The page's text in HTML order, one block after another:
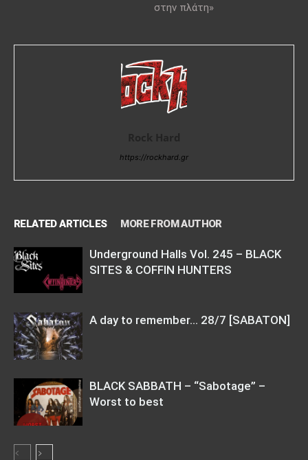
στην πλάτη»
https://rockhard.gr
RELATED ARTICLES MORE FROM AUTHOR
Underground Halls Vol. 245 – BLACK
SITES & COFFIN HUNTERS
Α day to remember… 28/7 [SABATON]
BLACK SABBATH – “Sabotage” –
Worst to best